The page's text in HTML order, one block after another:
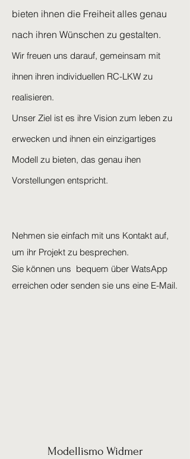
bieten ihnen die Freiheit alles genau
nach ihren Wünschen zu gestalten.
Wir freuen uns darauf, gemeinsam mit
ihnen ihren individuellen RC-LKW zu
realisieren.
Unser Ziel ist es ihre Vision zum leben zu
erwecken und ihnen ein einzigartiges
Modell zu bieten, das genau ihen
Vorstellungen entspricht.
Nehmen sie einfach mit uns Kontakt auf,
um ihr Projekt zu besprechen.
Sie können uns bequem über WatsApp
erreichen oder senden sie uns eine E-Mail.
Modellismo Widmer